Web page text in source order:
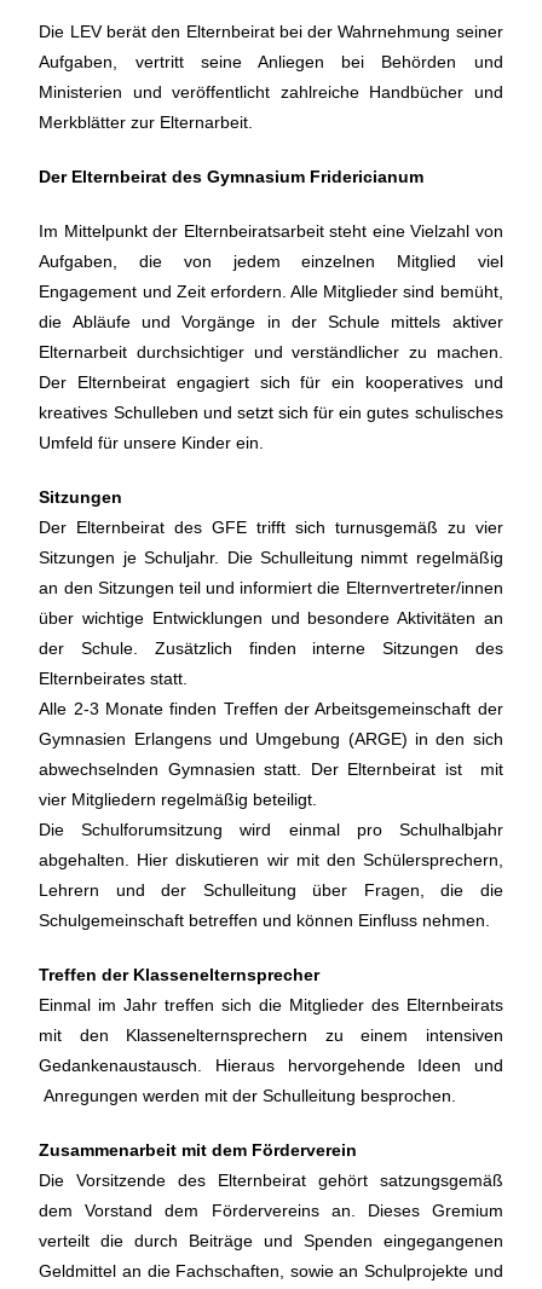
Die LEV berät den Elternbeirat bei der Wahrnehmung seiner
Aufgaben, vertritt seine Anliegen bei Behörden und
Ministerien und veröffentlicht zahlreiche Handbücher und
Merkblätter zur Elternarbeit.
Der Elternbeirat des Gymnasium Fridericianum
Im Mittelpunkt der Elternbeiratsarbeit steht eine Vielzahl von
Aufgaben, die von jedem einzelnen Mitglied viel
Engagement und Zeit erfordern. Alle Mitglieder sind bemüht,
die Abläufe und Vorgänge in der Schule mittels aktiver
Elternarbeit durchsichtiger und verständlicher zu machen.
Der Elternbeirat engagiert sich für ein kooperatives und
kreatives Schulleben und setzt sich für ein gutes schulisches
Umfeld für unsere Kinder ein.
Sitzungen
Der Elternbeirat des GFE trifft sich turnusgemäß zu vier
Sitzungen je Schuljahr. Die Schulleitung nimmt regelmäßig
an den Sitzungen teil und informiert die Elternvertreter/innen
über wichtige Entwicklungen und besondere Aktivitäten an
der Schule. Zusätzlich finden interne Sitzungen des
Elternbeirates statt.
Alle 2-3 Monate finden Treffen der Arbeitsgemeinschaft der
Gymnasien Erlangens und Umgebung (ARGE) in den sich
abwechselnden Gymnasien statt. Der Elternbeirat ist mit
vier Mitgliedern regelmäßig beteiligt.
Die Schulforumsitzung wird einmal pro Schulhalbjahr
abgehalten. Hier diskutieren wir mit den Schülersprechern,
Lehrern und der Schulleitung über Fragen, die die
Schulgemeinschaft betreffen und können Einfluss nehmen.
Treffen der Klassenelternsprecher
Einmal im Jahr treffen sich die Mitglieder des Elternbeirats
mit den Klassenelternsprechern zu einem intensiven
Gedankenaustausch. Hieraus hervorgehende Ideen und
Anregungen werden mit der Schulleitung besprochen.
Zusammenarbeit mit dem Förderverein
Die Vorsitzende des Elternbeirat gehört satzungsgemäß
dem Vorstand dem Fördervereins an. Dieses Gremium
verteilt die durch Beiträge und Spenden eingegangenen
Geldmittel an die Fachschaften, sowie an Schulprojekte und